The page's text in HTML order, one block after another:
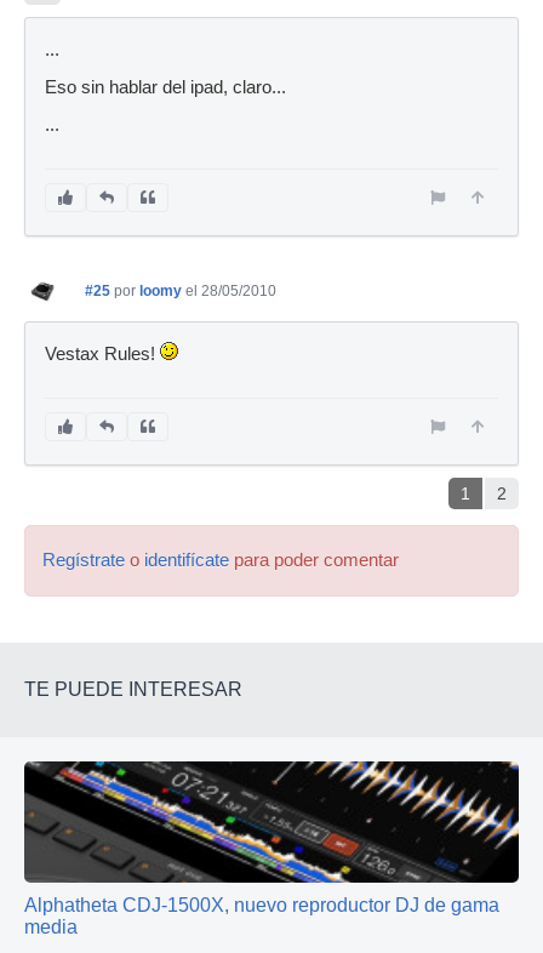
...
Eso sin hablar del ipad, claro...
...
#25 por loomy el 28/05/2010
Vestax Rules!
1 2
Regístrate o identifícate para poder comentar
TE PUEDE INTERESAR
Alphatheta CDJ-1500X, nuevo reproductor DJ de gama
media